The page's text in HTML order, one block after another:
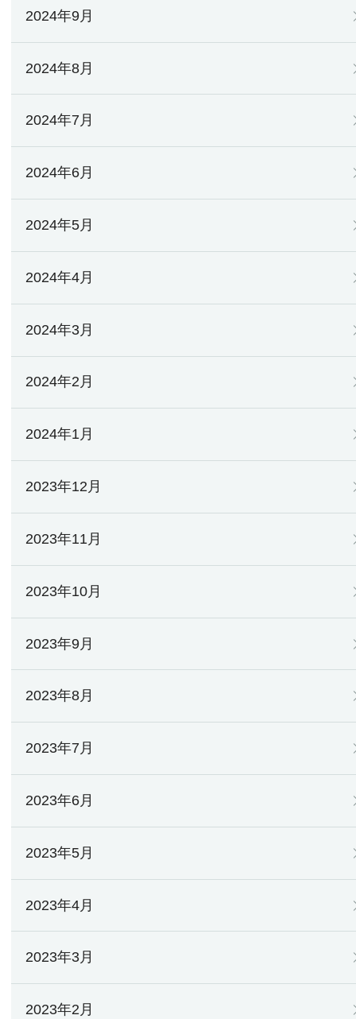
2024年9月
2024年8月
2024年7月
2024年6月
2024年5月
2024年4月
2024年3月
2024年2月
2024年1月
2023年12月
2023年11月
2023年10月
2023年9月
2023年8月
2023年7月
2023年6月
2023年5月
2023年4月
2023年3月
2023年2月